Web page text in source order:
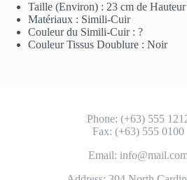
Taille (Environ) : 23 cm de
Matériaux : Simili-Cuir
Couleur du Simili-Cuir : ?
Couleur Tissus Doublure : Noir
Phone: (+63) 555
Fax: (+63) 555 0100
Email: